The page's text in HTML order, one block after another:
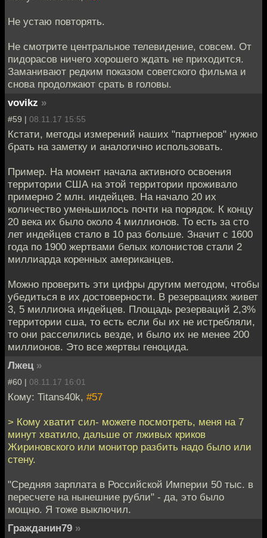
Не устаю повторять.
Не смотрите центральное телевидение, совсем. От
пидорасов ничего хорошего ждать не приходится.
Заманивают редким показом советского фильма и
снова продолжают срать в головы.
vovikz »
#59 | 08.11.17 15:55
Кстати, методы измерений наших "партнеров" нужно
брать на заметку и аналогично использовать.
Пример. На момент начала активного освоения
территории США на этой территории проживало
примерно 2 млн. индейцев. На начало 20 их
количество уменьшилось почти на порядок. К концу
20 века их было около 4 миллионов. То есть за сто
лет индейцев стало в 10 раз больше. Значит с 1600
года по 1900 жертвами белых колонистов стали 2
миллиарда коренных американцев.
Можно проверить эти цифры другим методом, чтобы
убедиться в их достоверности. В резервациях живет
3, 5 миллиона индейцев. Площадь резерваций 2,3%
территории сша, то есть если бы их не истребляли,
то они расселились везде, и было их не менее 200
миллионов. Это все жертвы геноцида.
Лжец »
#60 | 08.11.17 16:01
Кому: Titans40k, #57
> Кому хватит сил- можете посмотреть, меня на 7
минут хватило, дальше от лживых криков
Жириновского или монитор разбить надо было или
стену.
"Средняя зарплата в Российской Империи 50 тыс. в
пересчете на нынешние рубли" - да, это было
мощно. Я тоже выключил.
Гражданин79 »